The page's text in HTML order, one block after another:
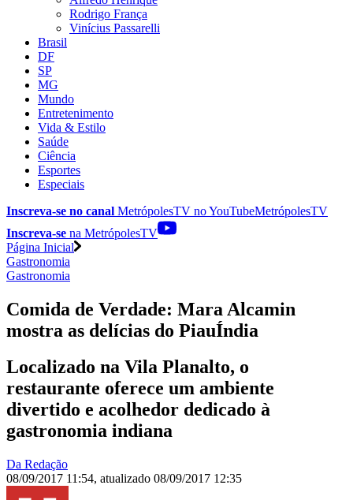
Rodrigo França
Vinícius Passarelli
Brasil
DF
SP
MG
Mundo
Entretenimento
Vida & Estilo
Saúde
Ciência
Esportes
Especiais
Inscreva-se no canal MetrópolesTV noYouTubeMetrópolesTV
Inscreva-se na MetrópolesTV
Página Inicial
Gastronomia
Gastronomia
Comida de Verdade: Mara Alcamin
mostra as delícias do PiauÍndia
Localizado na Vila Planalto, o
restaurante oferece um ambiente
divertido e acolhedor dedicado à
gastronomia indiana
Da Redação
08/09/2017 11:54, atualizado 08/09/2017 12:35